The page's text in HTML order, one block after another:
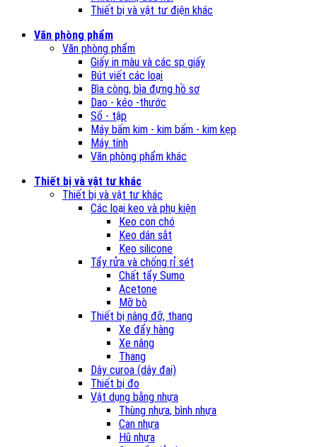
Thiết bị và vật tư điện khác
Văn phòng phẩm
Văn phòng phẩm
Giấy in màu và các sp giấy
Bút viết các loại
Bìa còng, bìa đựng hồ sơ
Dao - kéo -thước
Sổ - tập
Máy bấm kim - kim bấm - kim kẹp
Máy tính
Văn phòng phẩm khác
Thiết bị và vật tư khác
Thiết bị và vật tư khác
Các loại keo và phụ kiện
Keo con chó
Keo dán sắt
Keo silicone
Tẩy rửa và chống rỉ sét
Chất tẩy Sumo
Acetone
Mỡ bò
Thiết bị nâng đỡ, thang
Xe đẩy hàng
Xe nâng
Thang
Dây curoa (dây đai)
Thiết bị đo
Vật dụng bằng nhựa
Thùng nhựa, bình nhựa
Can nhựa
Hũ nhựa